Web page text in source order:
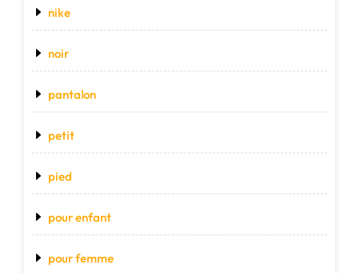
nike
noir
pantalon
petit
pied
pour enfant
pour femme